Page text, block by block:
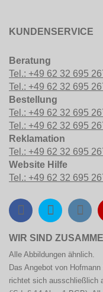
KUNDENSERVICE
Beratung
Tel.: +49 62 32 695
Tel.: +49 62 32 695
Bestellung
Tel.: +49 62 32 695
Tel.: +49 62 32 695
Reklamation
Tel.: +49 62 32 695
Website Hilfe
Tel.: +49 62 32 695
WIR SIND
Alle Abbildungen ähnlich.
Das Angebot von Hofmann
richtet sich ausschließlich